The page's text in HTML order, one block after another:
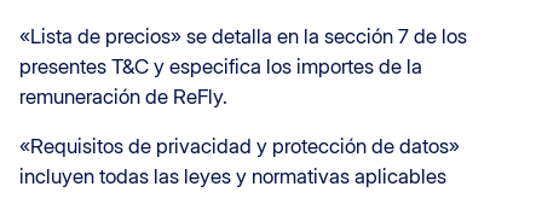
«Lista de precios» se detalla en la sección 7 de los
presentes T&C y especifica los importes de la
remuneración de ReFly.
«Requisitos de privacidad y protección de datos»
incluyen todas las leyes y normativas aplicables